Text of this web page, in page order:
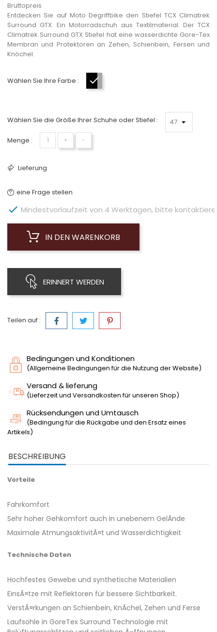
Bruttopreis
Entdecken Sie auf Moto Degriffbike den Stiefel TCX Climatrek
Surround GTX. Ein Motorradschuh aus Textilmaterial. Der TCX
Climatrek Surround GTX Stiefel hat eine wasserdichte Gore-Tex
Membran und Protektoren an Zehen, Schienbein, Fersen und
Knöchel.
Wählen Sie Ihre Farbe :
Wählen Sie die Größe Ihrer Schuhe oder Stiefel :
Menge : + −
Lieferung
eine Frage stellen
 Mindestvorlaufzeit von 4 Werktagen, bitte
IN DEN WARENKORB
ERINNERT WERDEN
Teilen auf :
Bedingungen und Konditionen
(Allgemeine Bedingungen für die Nutzung der Website)
Versand & lieferung
(Lieferzeit und Versandkosten für unseren Shop)
Rücksendungen und Umtausch
(Bedingung für die Rückgabe und den Ersatz eines
Artikels)
BESCHREIBUNG
Vorteile
Fahrkomfort
Sehr hoher Gehkomfort auch in unebenem GelÃnde
Maximale AtmungsaktivitÃ¤t und Wasserdichtigkeit
Technische Daten
Hochfestes Gewebe und synthetische Materialien
EinsÃ¤tze mit Reflektoren für bessere Sichtbarkeit.
VerstÃ¤rkungen an Schienbein, KnÃchel, Zehen und Ferse
Laufsohle in GoreTex Surround Technologie mit